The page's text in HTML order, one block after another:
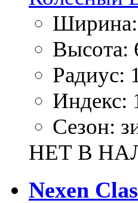
Ширина:
Высота:
Радиус:
Индекс:
Сезон:
НЕТ В
Nexen